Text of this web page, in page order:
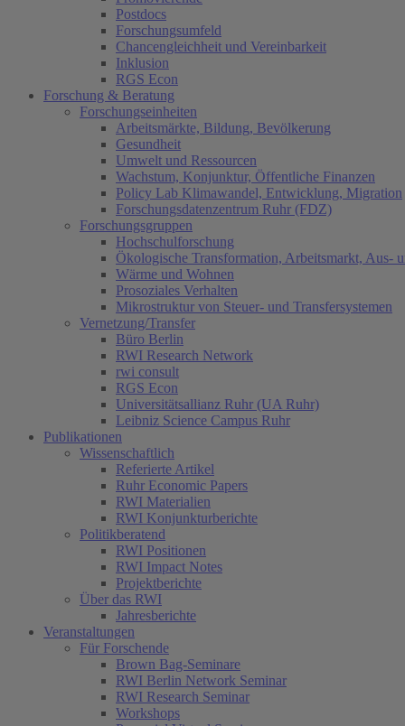
Postdocs
Forschungsumfeld
Chancengleichheit und Vereinbarkeit
Inklusion
RGS Econ
Forschung & Beratung
Forschungseinheiten
Arbeitsmärkte, Bildung, Bevölkerung
Gesundheit
Umwelt und Ressourcen
Wachstum, Konjunktur, Öffentliche Finanzen
Policy Lab Klimawandel, Entwicklung, Migration
Forschungsdatenzentrum Ruhr (FDZ)
Forschungsgruppen
Hochschulforschung
Ökologische Transformation, Arbeitsmarkt, Aus-
Wärme und Wohnen
Prosoziales Verhalten
Mikrostruktur von Steuer- und Transfersystemen
Vernetzung/Transfer
Büro Berlin
RWI Research Network
rwi consult
RGS Econ
Universitätsallianz Ruhr (UA Ruhr)
Leibniz Science Campus Ruhr
Publikationen
Wissenschaftlich
Referierte Artikel
Ruhr Economic Papers
RWI Materialien
RWI Konjunkturberichte
Politikberatend
RWI Positionen
RWI Impact Notes
Projektberichte
Über das RWI
Jahresberichte
Veranstaltungen
Für Forschende
Brown Bag-Seminare
RWI Berlin Network Seminar
RWI Research Seminar
Workshops(current)